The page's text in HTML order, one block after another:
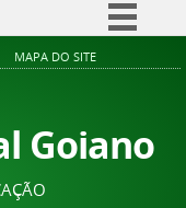
Simplifique!
à informação
Legislação
MAPA DO SITE
Goiano